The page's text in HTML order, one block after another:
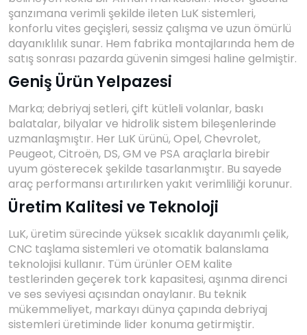
hatırlaunuttum
Giriş Yap
Yeni Hesap
Oluştur
OPEL
CHEVROLET
PEUGEOT
C
CİTROEN
›
D
DS
›
M
MOTOR
›
K
KOMPLE
MOTOR
›
Ş
›
A
AKÜ
›
şanzımana verimli şekilde ileten LuK sistemleri,
konforlu vites geçişleri, sessiz çalışma ve uzun ömürlü
dayanıklılık sunar. Hem fabrika montajlarında hem de
satış sonrası pazarda güvenin simgesi haline gelmiştir.
Geniş Ürün Yelpazesi
Marka; debriyaj setleri, çift kütleli volanlar, baskı
balatalar, bilyalar ve hidrolik sistem bileşenlerinde
uzmanlaşmıştır. Her LuK ürünü, Opel, Chevrolet,
Peugeot, Citroën, DS, GM ve PSA araçlarla birebir
uyum gösterecek şekilde tasarlanmıştır. Bu sayede
araç performansı artırılırken yakıt verimliliği korunur.
Üretim Kalitesi ve Teknoloji
LuK, üretim sürecinde yüksek sıcaklık dayanımlı çelik,
CNC taşlama sistemleri ve otomatik balanslama
teknolojisi kullanır. Tüm ürünler OEM kalite
testlerinden geçerek tork kapasitesi, aşınma direnci
ve ses seviyesi açısından onaylanır. Bu teknik
mükemmeliyet, markayı dünya çapında debriyaj
sistemleri üretiminde lider konuma getirmiştir.